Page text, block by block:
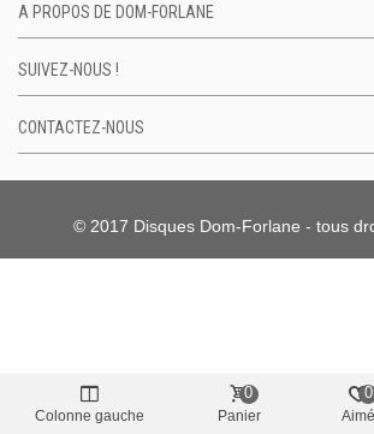
A PROPOS DE DOM-FORLANE
SUIVEZ-NOUS !
CONTACTEZ-NOUS
© 2017 Disques Dom-Forlane - tous
Colonne gauche Panier
0
Aimé
0